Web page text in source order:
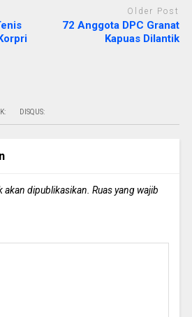
Older Post
72 Anggota DPC Granat
Kapuas Dilantik
DISQUS:
akan dipublikasikan. Ruas yang wajib